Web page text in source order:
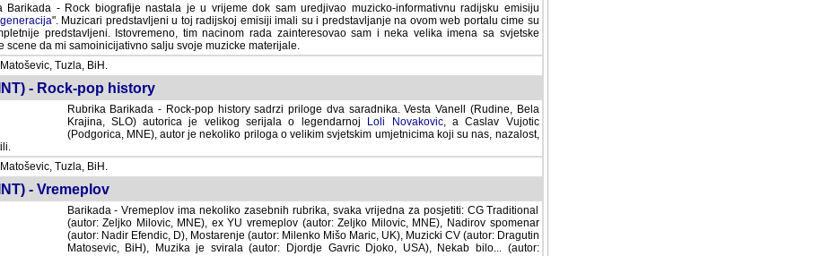
Barikada - Rock biografije nastala je u vrijeme dok sam uredjivao muzicko-informativnu radijsku emisiju
". Muzicari predstavljeni u toj radijskoj emisiji imali su i predstavljanje na ovom web portalu cime su
predstavljeni. Istovremeno, tim nacinom rada zainteresovao sam i neka velika imena sa svjetske
scene da mi samoinicijativno salju svoje muzicke materijale.
Tuzla, BiH.
- Rock-pop history
Rubrika Barikada - Rock-pop history sadrzi priloge dva saradnika. Vesta Vanell (Rudine, Bela
Krajina, SLO) autorica je velikog serijala o legendarnoj
Loli Novakovic, a Caslav Vujotic
(Podgorica, MNE), autor je nekoliko priloga o velikim svjetskim umjetnicima koji su nas, nazalost,
Tuzla, BiH.
- Vremeplov
Barikada - Vremeplov ima nekoliko zasebnih rubrika, svaka vrijedna za posjetiti: CG Traditional
(autor: Zeljko Milovic, MNE), ex YU vremeplov (autor: Zeljko Milovic, MNE), Nadirov spomenar
(autor: Nadir Efendic, D), Mostarenje (autor: Milenko Mišo Maric, UK), Muzicki CV (autor: Dragutin
Matosevic, BiH), Muzika je svirala (autor: Djordje Gavric Djoko, USA), Nekab bilo... (autor: